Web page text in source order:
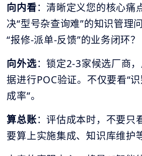
向内看：清晰定义您的核心
决“型号杂查询难”的知识管理
“报修-派单-反馈”的业务闭环？
向外选：锁定2-3家候选厂商
据进行POC验证。不仅要看“
成率”。
算总账：评估成本时，不要只
要算上实施集成、知识库维护